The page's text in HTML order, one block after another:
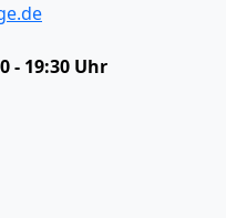
- 19:30 Uhr